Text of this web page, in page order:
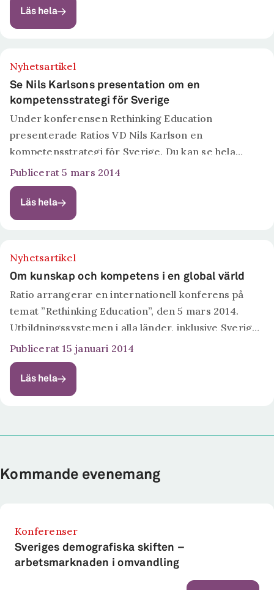
Läs hela
Nyhetsartikel
Se Nils Karlsons presentation om en
kompetensstrategi för Sverige
Under konferensen Rethinking Education
presenterade Ratios VD Nils Karlson en
kompetensstrategi för Sverige. Du kan se hela
presentationen här.
Publicerat 5 mars 2014
Läs hela
Nyhetsartikel
Om kunskap och kompetens i en global värld
Ratio arrangerar en internationell konferens på
temat ”Rethinking Education”, den 5 mars 2014.
Utbildningssystemen i alla länder, inklusive Sverige,
är satta under stark press. Kunskap och kompetens
har blivit allt viktigare för individers, regioners och...
Publicerat 15 januari 2014
Läs hela
Kommande evenemang
Konferenser
Sveriges demografiska skiften –
arbetsmarknaden i omvandling